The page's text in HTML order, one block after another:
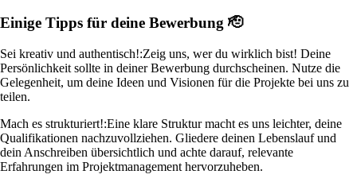
Einige Tipps für deine Bewerbung 🫡
Sei kreativ und authentisch!:Zeig uns, wer du wirklich bist! Deine
Persönlichkeit sollte in deiner Bewerbung durchscheinen. Nutze die
Gelegenheit, um deine Ideen und Visionen für die Projekte bei uns zu
teilen.
Mach es strukturiert!:Eine klare Struktur macht es uns leichter, deine
Qualifikationen nachzuvollziehen. Gliedere deinen Lebenslauf und
dein Anschreiben übersichtlich und achte darauf, relevante
Erfahrungen im Projektmanagement hervorzuheben.